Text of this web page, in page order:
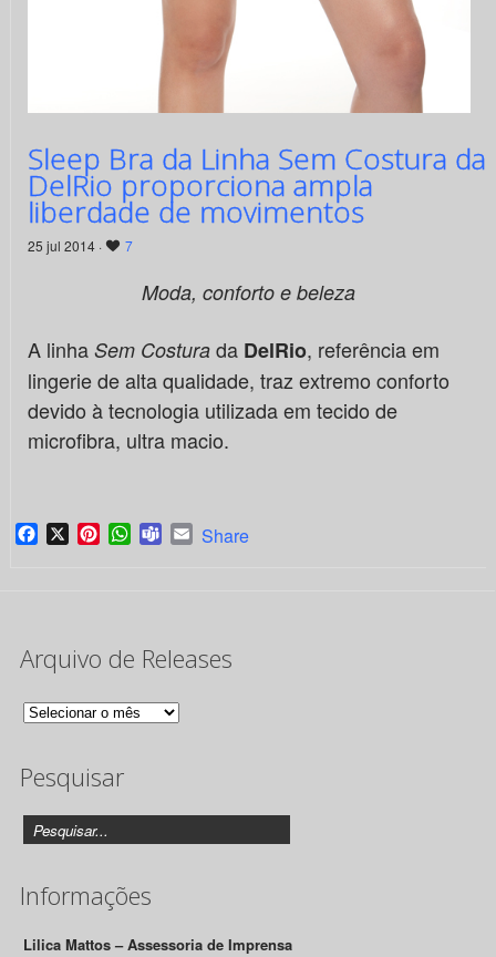
Sleep Bra da Linha Sem Costura da
DelRio proporciona ampla
liberdade de movimentos
25 jul 2014 · 7
Moda, conforto e beleza
A linha Sem Costurada DelRio, referência em
lingerie de alta qualidade, traz extremo conforto
devido à tecnologia utilizada em tecido de
microfibra, ultra macio.
Facebook
X PinterestWhatsApp
TeamsEmail
Share
Arquivo de Releases
Arquivo
Releases
Pesquisar
Informações
Lilica Mattos – Assessoria de Imprensa